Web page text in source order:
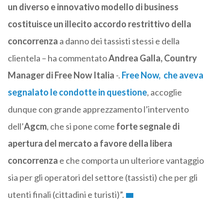
un diverso e innovativo modello di business
costituisce un illecito accordo restrittivo della
concorrenza a danno dei tassisti stessi e della
clientela – ha commentatoAndrea Galla, Country
Manager di Free Now Italia -. Free Now, che aveva
segnalato le condotte in questione, accoglie
dunque con grande apprezzamento l’intervento
dell’Agcm, che si pone come forte segnale di
apertura del mercato a favore della libera
concorrenza e che comporta un ulteriore vantaggio
sia per gli operatori del settore (tassisti) che per gli
utenti finali (cittadini e turisti)”.